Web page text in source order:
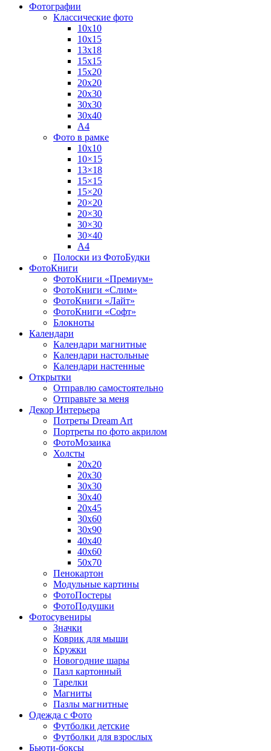
Фотографии
Классические фото
10х10
10х15
13х18
15х15
15х20
20х20
20х30
30х30
30х40
А4
Фото в рамке
10х10
10×15
13×18
15×15
15×20
20×20
20×30
30×30
30×40
A4
Полоски из ФотоБудки
ФотоКниги
ФотоКниги «Премиум»
ФотоКниги «Слим»
ФотоКниги «Лайт»
ФотоКниги «Софт»
Блокноты
Календари
Календари магнитные
Календари настольные
Календари настенные
Открытки
Отправлю самостоятельно
Отправьте за меня
Декор Интерьера
Потреты Dream Art
Портреты по фото акрилом
ФотоМозаика
Холсты
20х20
20х30
30х30
30х40
20х45
30х60
30х90
40х40
40х60
50х70
Пенокартон
Модульные картины
ФотоПостеры
ФотоПодушки
Фотоcувениры
Значки
Коврик для мыши
Кружки
Новогодние шары
Пазл картонный
Тарелки
Магниты
Пазлы магнитные
Одежда с Фото
Футболки детские
Футболки для взрослых
Бьюти-боксы